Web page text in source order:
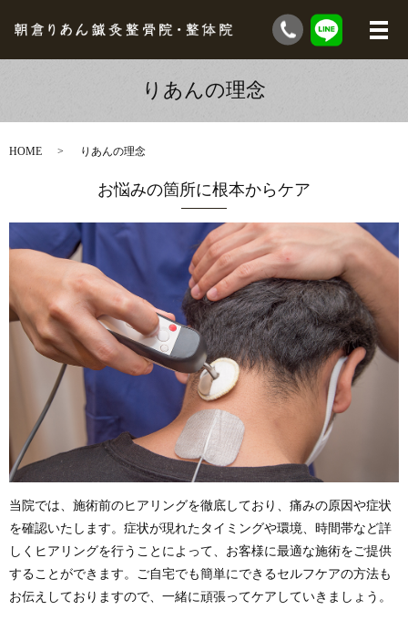
りあんの理念
HOME りあんの理念
お悩みの箇所に根本からケア
当院では、施術前のヒアリングを徹底しており、痛みの原因や症状
を確認いたします。症状が現れたタイミングや環境、時間帯など詳
しくヒアリングを行うことによって、お客様に最適な施術をご提供
することができます。ご自宅でも簡単にできるセルフケアの方法も
お伝えしておりますので、一緒に頑張ってケアしていきましょう。